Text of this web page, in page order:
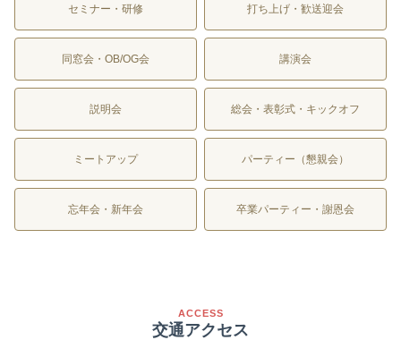
セミナー・研修 打ち上げ・歓送迎会
同窓会・OB/OG会 講演会
説明会 総会・表彰式・キックオフ
ミートアップ パーティー（懇親会）
忘年会・新年会 卒業パーティー・謝恩会
ACCESS
交通アクセス